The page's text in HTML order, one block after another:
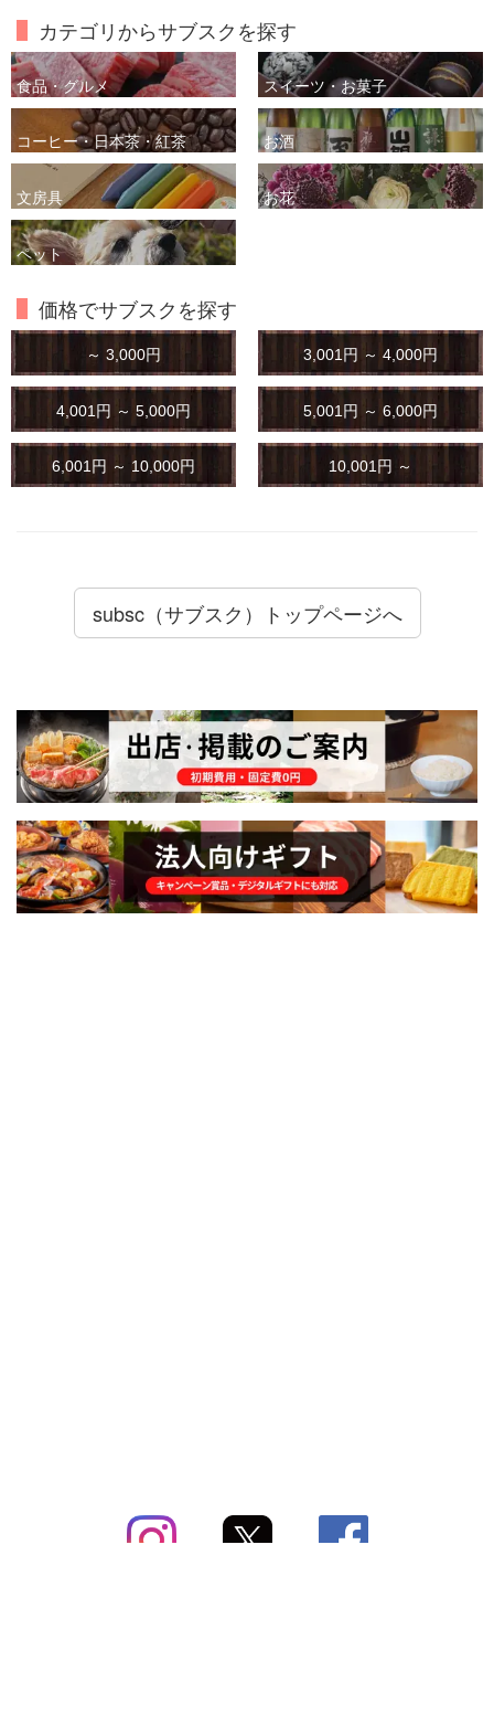
カテゴリからサブスクを探す
食品・グルメ スイーツ・お菓子
コーヒー・日本茶・紅茶 お酒
文房具 お花
ペット
価格でサブスクを探す
～ 3,000円 3,001円 ～ 4,000円
4,001円 ～ 5,000円 5,001円 ～ 6,000円
6,001円 ～ 10,000円 10,001円 ～
subsc（サブスク）トップページへ